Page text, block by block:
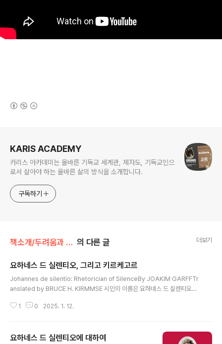
KARIS ACADEMY
카리스 아카데미는 올바른 기독교 세계관, 제자도, 기독교인으
로서 살아야 하는 올바른 삶의 방식을 소개합니다.
구독하기
책소개/두려움과 떨림 의 다른 글 더보기
요하네스 드 실렌티오, 그리고 키르케고르
Johannes de silentio: Rhetorician of SilenceBy JOAKIM GARFFTr
anslated by BRUCE H. KIRMMSE 시인의 이름은 요하네스 드 실렌티오이
게 바치는 찬사(panegyric)입니다. 그러나 이 찬사는 단순한 찬사만이 아닙니
에는 자연스럽게 “그렇다면(then)“이라는 논리적 결론이 이어질 것으로 예상
1 0 2025. 1. 12.
요하네스 드 실렌티오에 대하여